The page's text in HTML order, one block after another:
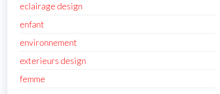
eclairage design
enfant
environnement
exterieurs design
femme